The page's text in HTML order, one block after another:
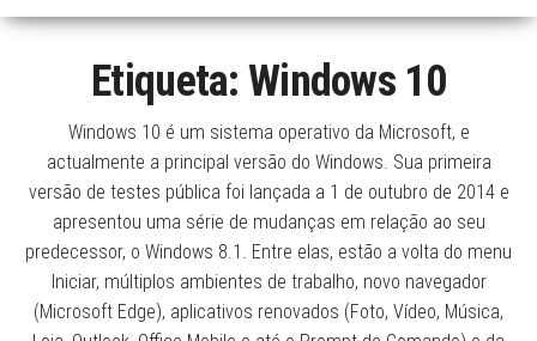
num só lugar
Etiqueta: Windows 10
Windows 10 é um sistema operativo da Microsoft, e
actualmente a principal versão do Windows. Sua primeira
versão de testes pública foi lançada a 1 de outubro de 2014 e
apresentou uma série de mudanças em relação ao seu
predecessor, o Windows 8.1. Entre elas, estão a volta do menu
Iniciar, múltiplos ambientes de trabalho, novo navegador
(Microsoft Edge), aplicativos renovados (Foto, Vídeo, Música,